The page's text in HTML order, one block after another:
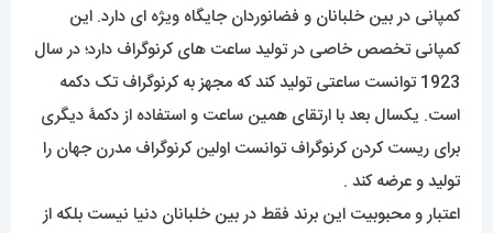
کمپانی در بین خلبانان و فضانوردان جایگاه ویژه ای دارد. این
کمپانی تخصص خاصی در تولید ساعت های کرنوگراف دارد؛ در سال
1923 توانست ساعتی تولید کند که مجهز به کرنوگراف تک دکمه
است. یکسال بعد با ارتقای همین ساعت و استفاده از دکمۀ دیگری
برای ریست کردن کرنوگراف توانست اولین کرنوگراف مدرن جهان را
تولید و عرضه کند .
اعتبار و محبوبیت این برند فقط در بین خلبانان دنیا نیست بلکه از